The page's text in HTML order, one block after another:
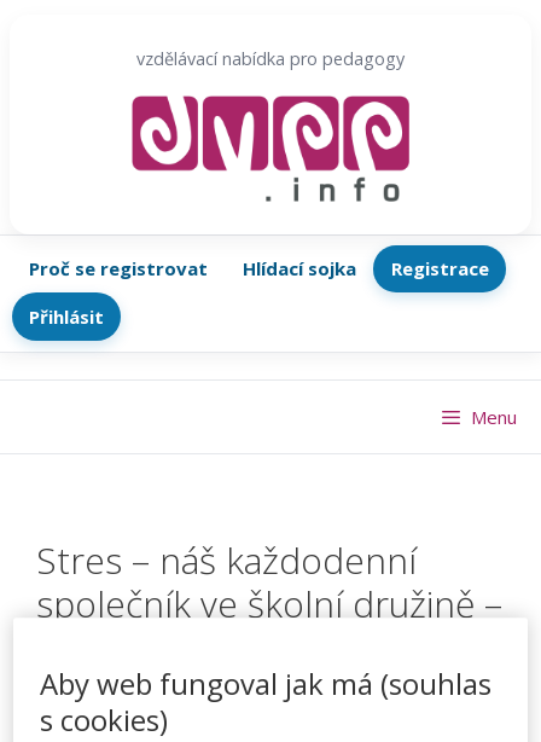
vzdělávací nabídka pro pedagogy
Proč se registrovat Hlídací sojka
Registrace
Přihlásit
Stres – náš každodenní
společník ve školní družině –
Menu
Aby web fungoval jak má (souhlas
s cookies)